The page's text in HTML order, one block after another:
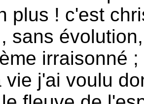
plus ! c'est
sans
irraisonné
vie j'ai voulu